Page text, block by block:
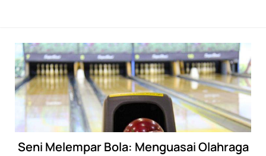
Seni Melempar Bola: Menguasai Olahraga